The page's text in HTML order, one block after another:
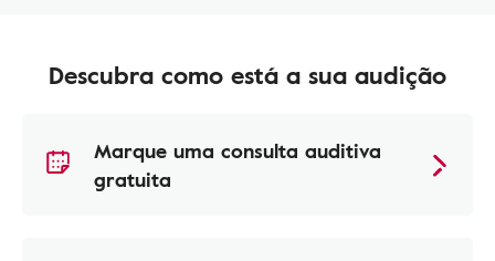
Descubra como está a sua audição
Marque uma consulta auditiva
gratuita